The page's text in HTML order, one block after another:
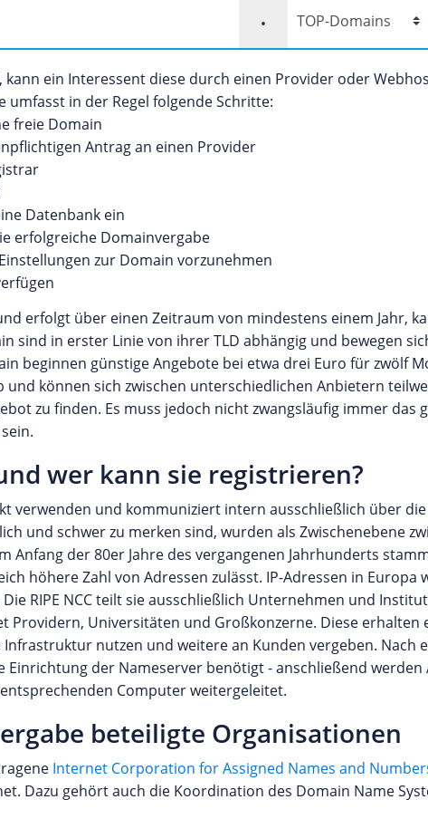
.
ein Interessent diese durch einen Provider oder
in der Regel folgende Schritte:
freie Domain
Antrag an einen Provider
Datenbank ein
erfolgreiche Domainvergabe
zur Domain vorzunehmen
erfolgt über einen Zeitraum von mindestens einem Jahr,
sind in erster Linie von ihrer TLD abhängig und bewegen
beginnen günstige Angebote bei etwa drei Euro für zwölf
können sich zwischen unterschiedlichen Anbietern
zu finden. Es muss jedoch nicht zwangsläufig immer das
wer kann sie registrieren?
verwenden und kommuniziert intern ausschließlich über
und schwer zu merken sind, wurden als Zwischenebene
Anfang der 80er Jahre des vergangenen Jahrhunderts
höhere Zahl von Adressen zulässt. IP-Adressen in Europa
RIPE NCC teilt sie ausschließlich Unternehmen und
Providern, Universitäten und Großkonzerne. Diese
nutzen und weitere an Kunden vergeben. Nach
Einrichtung der Nameserver benötigt - anschließend werden
Computer weitergeleitet.
beteiligte Organisationen
Internet Corporation for Assigned Names and
Dazu gehört auch die Koordination des Domain Name